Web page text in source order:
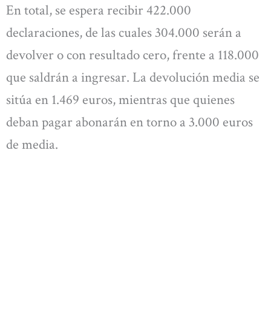
En total, se espera recibir 422.000
declaraciones, de las cuales 304.000 serán a
devolver o con resultado cero, frente a 118.000
que saldrán a ingresar. La devolución media se
sitúa en 1.469 euros, mientras que quienes
deban pagar abonarán en torno a 3.000 euros
de media.